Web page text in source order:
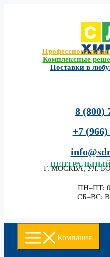
Комплексные
Поставки в
8 (800)
+7
Г. МОСКВА, УЛ.
ПН–ПТ:
СБ–ВС:
Компания